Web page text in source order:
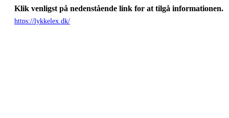
Klik venligst på nedenstående link for at tilgå informationen.
https://lykkelex.dk/